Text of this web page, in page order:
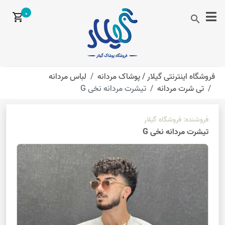
search
shopping_cart0
فروشگاه اینترنتی گیلار /پوشاک مردانه
لباس مردانه
تی شرت مردانه
تیشرت مردانه نخی G
فروشنده: فروشگاه گیلار
تیشرت مردانه نخی G